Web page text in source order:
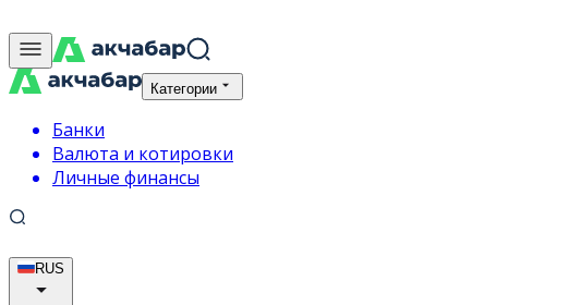
Категории
Банки
Валюта и котировки
Личные финансы
RUS